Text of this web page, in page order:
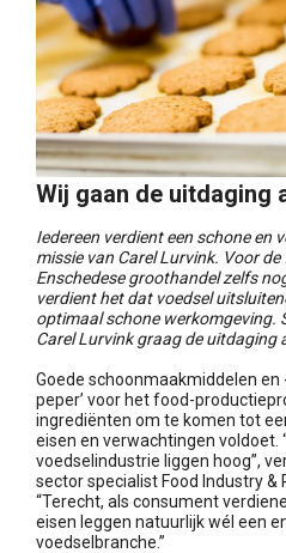
Wij gaan de uitdaging
Iedereen verdient een schone en
missie van Carel Lurvink. Voor
Enschedese groothandel zelfs
verdient het dat voedsel
optimaal schone werkomgeving.
Carel Lurvink graag de uitdaging
Goede schoonmaakmiddelen en
peper’ voor het food-
ingrediënten om te komen tot
eisen en verwachtingen voldoet.
voedselindustrie liggen hoog”,
sector specialist Food Industry &
“Terecht, als consument
eisen leggen natuurlijk wél een
voedselbranche.”